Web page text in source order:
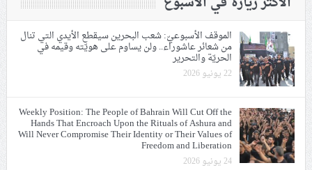
الموقف الأسبوعيّ: شعب البحرين سيقطع الأيدي التي تنال
من شعائر عاشوراء.. ولن يساوم على هويّته وقيمه في
الحريّة والتحرير
22 يونيو 2026
Weekly Position: The People of Bahrain Will Cut Off the
Hands That Encroach Upon the Rituals of Ashura and
Will Never Compromise Their Identity or Their Values of
Freedom and Liberation
24 يونيو 2026